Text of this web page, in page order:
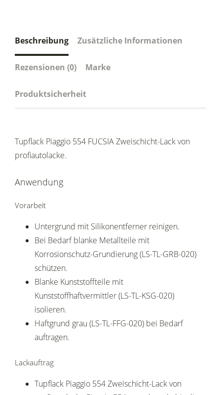
Beschreibung Zusätzliche Informationen
Rezensionen (0) Marke
Produktsicherheit
Tupflack Piaggio 554 FUCSIA Zweischicht-Lack von
profiautolacke.
Anwendung
Vorarbeit
Untergrund mit Silikonentferner reinigen.
Bei Bedarf blanke Metallteile mit
Korrosionschutz-Grundierung (LS-TL-GRB-020)
schützen.
Blanke Kunststoffteile mit
Kunststoffhaftvermittler (LS-TL-KSG-020)
isolieren.
Haftgrund grau (LS-TL-FFG-020) bei Bedarf
auftragen.
Lackauftrag
Tupflack Piaggio 554 Zweischicht-Lack von